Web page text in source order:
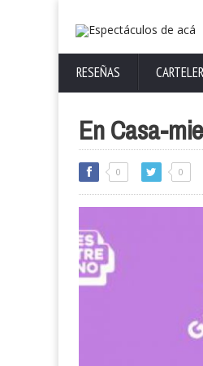
RESEÑAS
En Casa-
0 0